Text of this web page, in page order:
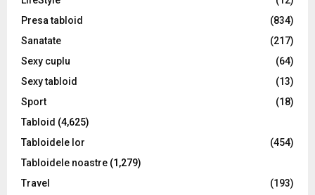
Presa tabloid
(834)
Sanatate
(217)
Sexy cuplu
(64)
Sexy tabloid
(13)
Sport
(18)
Tabloid (4,625)
Tabloidele lor
(454)
Tabloidele noastre (1,279)
Travel
(193)